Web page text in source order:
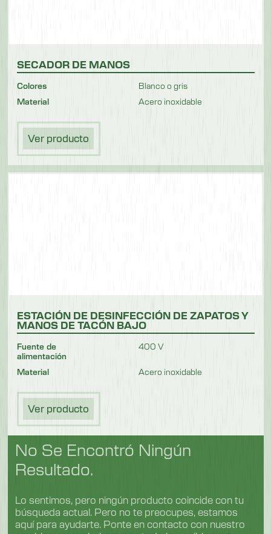
SECADOR DE MANOS
Colores
Blanco o gris
Material
Acero inoxidable
Ver producto
ESTACIÓN DE DESINFECCIÓN DE ZAPATOS Y
MANOS DE TACÓN BAJO
Fuente de
alimentación
400 V
Material Acero inoxidable
Ver producto
No Se Encontró Ningún
Resultado.
Lo sentimos, pero ningún producto coincide con tu
búsqueda actual. Pero no te preocupes, estamos
aquí para ayudarte. Ponte en contacto con nuestro